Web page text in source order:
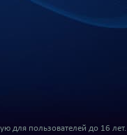
для пользователей до 16 лет.